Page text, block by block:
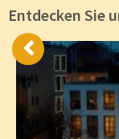
Entdecken Sie